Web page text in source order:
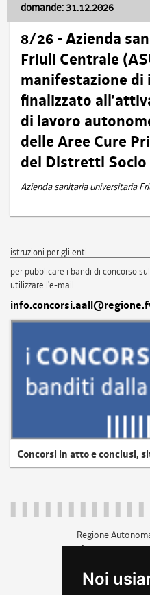
Noi
domande: 31.12.2026
8/26 - Azienda
Friuli Centrale
manifestazione di
finalizzato
di lavoro
delle Aree Cure
dei Distretti
Azienda sanitaria universitaria
istruzioni per gli enti
per pubblicare i bandi di concorso
utilizzare l'e-mail
Concorsi in atto e conclusi,
Regione
c.f.
+39